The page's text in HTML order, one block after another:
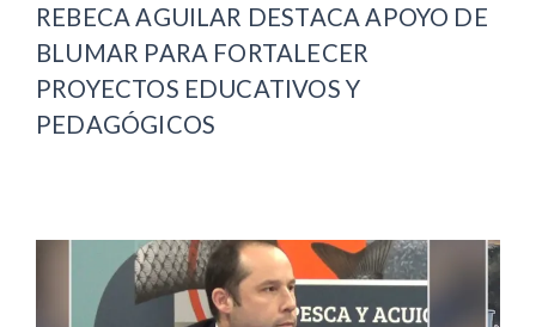
REBECA AGUILAR DESTACA APOYO DE
BLUMAR PARA FORTALECER
PROYECTOS EDUCATIVOS Y
PEDAGÓGICOS